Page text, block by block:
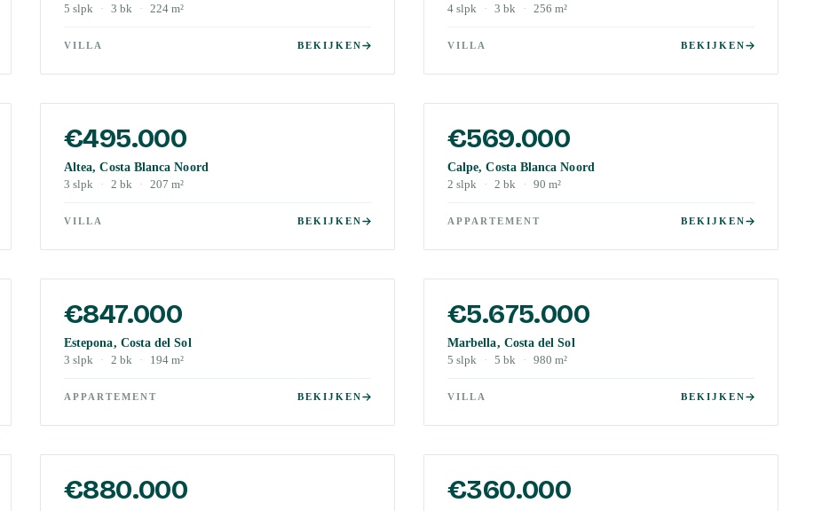
5 slpk · 3 bk · 224 m²
VILLA BEKIJKEN
4 slpk · 3 bk · 256 m²
VILLA BEKIJKEN
€495.000
Altea, Costa Blanca Noord
3 slpk · 2 bk · 207 m²
VILLA BEKIJKEN
€569.000
Calpe, Costa Blanca Noord
2 slpk · 2 bk · 90 m²
APPARTEMENT BEKIJKEN
€847.000
Estepona, Costa del Sol
3 slpk · 2 bk · 194 m²
APPARTEMENT BEKIJKEN
€5.675.000
Marbella, Costa del Sol
5 slpk · 5 bk · 980 m²
VILLA BEKIJKEN
€880.000 €360.000